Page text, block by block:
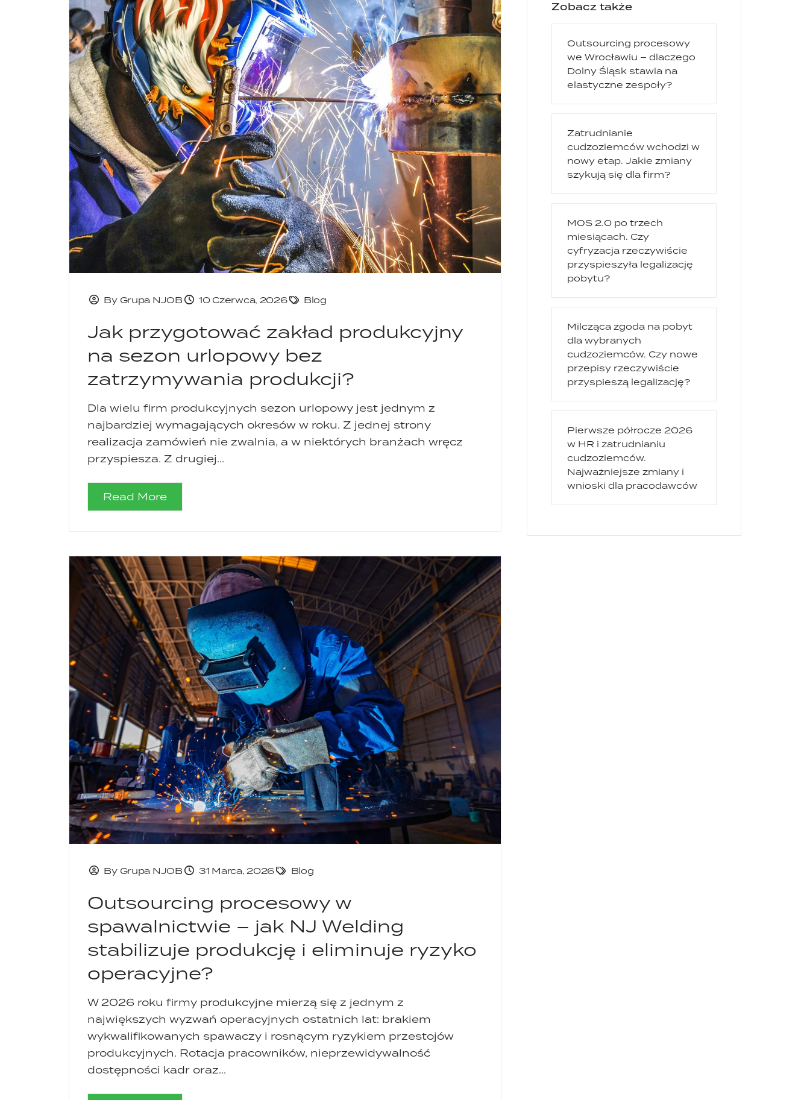
By Grupa NJOB 10 Czerwca, 2026 Blog
Jak przygotować zakład produkcyjny
na sezon urlopowy bez
zatrzymywania produkcji?
Dla wielu firm produkcyjnych sezon urlopowy jest jednym z
najbardziej wymagających okresów w roku. Z jednej strony
realizacja zamówień nie zwalnia, a w niektórych branżach wręcz
przyspiesza. Z drugiej...
Read More
By Grupa NJOB 31 Marca, 2026 Blog
Outsourcing procesowy w
spawalnictwie – jak NJ Welding
stabilizuje produkcję i eliminuje ryzyko
operacyjne?
W 2026 roku firmy produkcyjne mierzą się z jednym z
największych wyzwań operacyjnych ostatnich lat: brakiem
wykwalifikowanych spawaczy i rosnącym ryzykiem przestojów
produkcyjnych. Rotacja pracowników, nieprzewidywalność
dostępności kadr oraz...
Zobacz także
Outsourcing procesowy
we Wrocławiu – dlaczego
Dolny Śląsk stawia na
elastyczne zespoły?
Zatrudnianie
cudzoziemców wchodzi w
nowy etap. Jakie zmiany
szykują się dla firm?
MOS 2.0 po trzech
miesiącach. Czy
cyfryzacja rzeczywiście
przyspieszyła legalizację
pobytu?
Milcząca zgoda na pobyt
dla wybranych
cudzoziemców. Czy nowe
przepisy rzeczywiście
przyspieszą legalizację?
Pierwsze półrocze 2026
w HR i zatrudnianiu
cudzoziemców.
Najważniejsze zmiany i
wnioski dla pracodawców